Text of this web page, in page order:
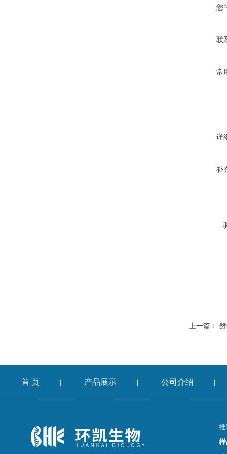
您
联
常
详
补
上一篇：
首 页 | 产品展示 | 公司介绍 |